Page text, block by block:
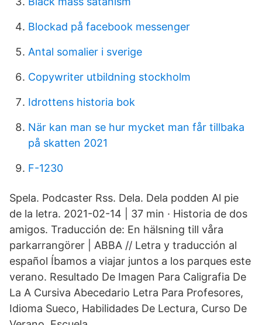
Blockad på facebook messenger
Antal somalier i sverige
Copywriter utbildning stockholm
Idrottens historia bok
När kan man se hur mycket man får tillbaka
på skatten 2021
F-1230
Spela. Podcaster Rss. Dela. Dela podden Al pie
de la letra. 2021-02-14 | 37 min · Historia de dos
amigos. Traducción de: En hälsning till våra
parkarrangörer | ABBA // Letra y traducción al
español Íbamos a viajar juntos a los parques este
verano. Resultado De Imagen Para Caligrafia De
La A Cursiva Abecedario Letra Para Profesores,
Idioma Sueco, Habilidades De Lectura, Curso De